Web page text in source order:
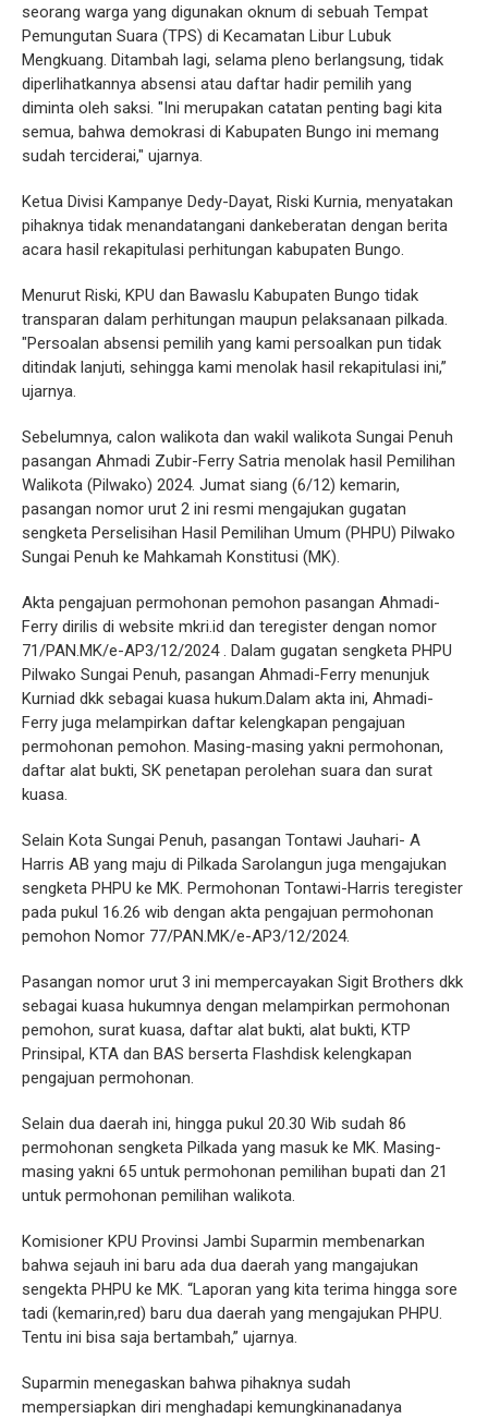
seorang warga yang digunakan oknum di sebuah Tempat
Pemungutan Suara (TPS) di Kecamatan Libur Lubuk
Mengkuang. Ditambah lagi, selama pleno berlangsung, tidak
diperlihatkannya absensi atau daftar hadir pemilih yang
diminta oleh saksi. "Ini merupakan catatan penting bagi kita
semua, bahwa demokrasi di Kabupaten Bungo ini memang
sudah terciderai," ujarnya.
Ketua Divisi Kampanye Dedy-Dayat, Riski Kurnia, menyatakan
pihaknya tidak menandatangani dankeberatan dengan berita
acara hasil rekapitulasi perhitungan kabupaten Bungo.
Menurut Riski, KPU dan Bawaslu Kabupaten Bungo tidak
transparan dalam perhitungan maupun pelaksanaan pilkada.
"Persoalan absensi pemilih yang kami persoalkan pun tidak
ditindak lanjuti, sehingga kami menolak hasil rekapitulasi ini,”
ujarnya.
Sebelumnya, calon walikota dan wakil walikota Sungai Penuh
pasangan Ahmadi Zubir-Ferry Satria menolak hasil Pemilihan
Walikota (Pilwako) 2024. Jumat siang (6/12) kemarin,
pasangan nomor urut 2 ini resmi mengajukan gugatan
sengketa Perselisihan Hasil Pemilihan Umum (PHPU) Pilwako
Sungai Penuh ke Mahkamah Konstitusi (MK).
Akta pengajuan permohonan pemohon pasangan Ahmadi-
Ferry dirilis di website mkri.id dan teregister dengan nomor
71/PAN.MK/e-AP3/12/2024 . Dalam gugatan sengketa PHPU
Pilwako Sungai Penuh, pasangan Ahmadi-Ferry menunjuk
Kurniad dkk sebagai kuasa hukum.Dalam akta ini, Ahmadi-
Ferry juga melampirkan daftar kelengkapan pengajuan
permohonan pemohon. Masing-masing yakni permohonan,
daftar alat bukti, SK penetapan perolehan suara dan surat
kuasa.
Selain Kota Sungai Penuh, pasangan Tontawi Jauhari- A
Harris AB yang maju di Pilkada Sarolangun juga mengajukan
sengketa PHPU ke MK. Permohonan Tontawi-Harris teregister
pada pukul 16.26 wib dengan akta pengajuan permohonan
pemohon Nomor 77/PAN.MK/e-AP3/12/2024.
Pasangan nomor urut 3 ini mempercayakan Sigit Brothers dkk
sebagai kuasa hukumnya dengan melampirkan permohonan
pemohon, surat kuasa, daftar alat bukti, alat bukti, KTP
Prinsipal, KTA dan BAS berserta Flashdisk kelengkapan
pengajuan permohonan.
Selain dua daerah ini, hingga pukul 20.30 Wib sudah 86
permohonan sengketa Pilkada yang masuk ke MK. Masing-
masing yakni 65 untuk permohonan pemilihan bupati dan 21
untuk permohonan pemilihan walikota.
Komisioner KPU Provinsi Jambi Suparmin membenarkan
bahwa sejauh ini baru ada dua daerah yang mangajukan
sengekta PHPU ke MK. “Laporan yang kita terima hingga sore
tadi (kemarin,red) baru dua daerah yang mengajukan PHPU.
Tentu ini bisa saja bertambah,” ujarnya.
Suparmin menegaskan bahwa pihaknya sudah
mempersiapkan diri menghadapi kemungkinanadanya